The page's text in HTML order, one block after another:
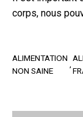
corps, nous
ALIMENTATION
NON SAINE